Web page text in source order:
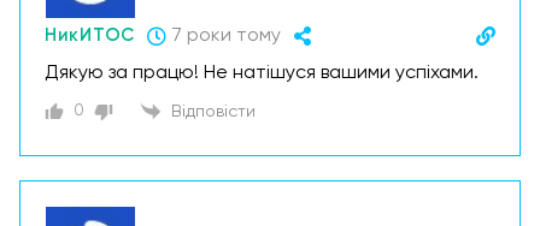
НикИТОС
7 роки тому
Дякую за працю! Не натішуся вашими успіхами.
0 Відповісти